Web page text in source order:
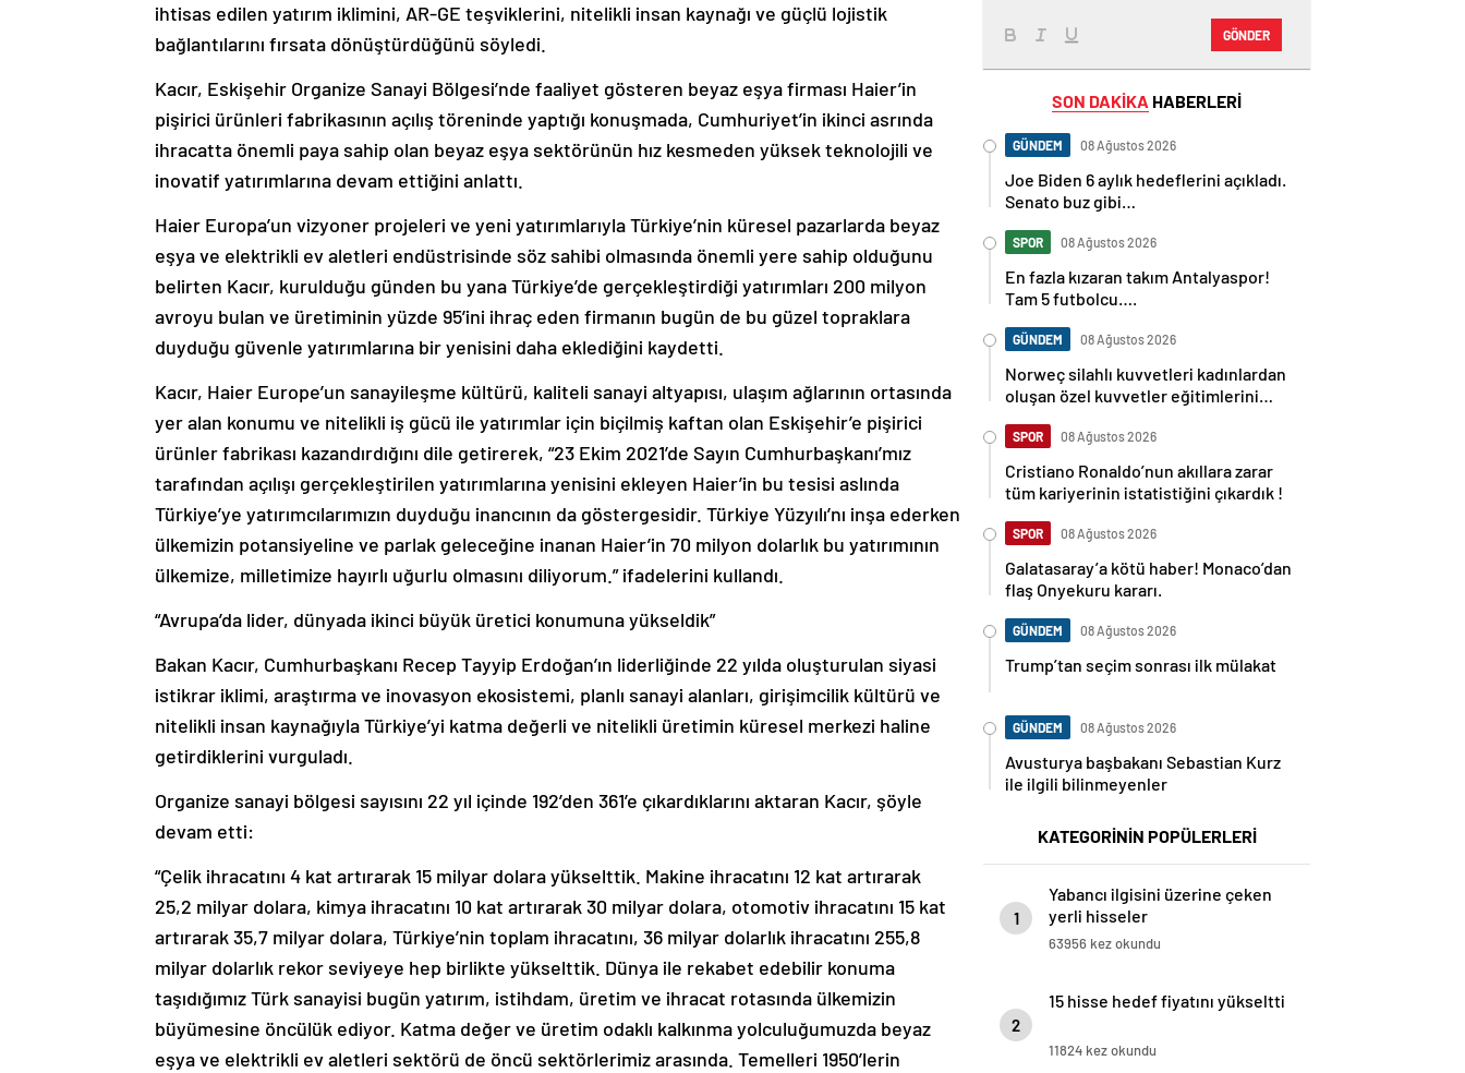
ihtisas edilen yatırım iklimini, AR-GE teşviklerini, nitelikli insan kaynağı ve güçlü lojistik
bağlantılarını fırsata dönüştürdüğünü söyledi.
Kacır, Eskişehir Organize Sanayi Bölgesi’nde faaliyet gösteren beyaz eşya firması Haier’in
pişirici ürünleri fabrikasının açılış töreninde yaptığı konuşmada, Cumhuriyet’in ikinci asrında
ihracatta önemli paya sahip olan beyaz eşya sektörünün hız kesmeden yüksek teknolojili ve
inovatif yatırımlarına devam ettiğini anlattı.
Haier Europa’un vizyoner projeleri ve yeni yatırımlarıyla Türkiye’nin küresel pazarlarda beyaz
eşya ve elektrikli ev aletleri endüstrisinde söz sahibi olmasında önemli yere sahip olduğunu
belirten Kacır, kurulduğu günden bu yana Türkiye’de gerçekleştirdiği yatırımları 200 milyon
avroyu bulan ve üretiminin yüzde 95’ini ihraç eden firmanın bugün de bu güzel topraklara
duyduğu güvenle yatırımlarına bir yenisini daha eklediğini kaydetti.
Kacır, Haier Europe’un sanayileşme kültürü, kaliteli sanayi altyapısı, ulaşım ağlarının ortasında
yer alan konumu ve nitelikli iş gücü ile yatırımlar için biçilmiş kaftan olan Eskişehir’e pişirici
ürünler fabrikası kazandırdığını dile getirerek, “23 Ekim 2021’de Sayın Cumhurbaşkanı’mız
tarafından açılışı gerçekleştirilen yatırımlarına yenisini ekleyen Haier’in bu tesisi aslında
Türkiye’ye yatırımcılarımızın duyduğu inancının da göstergesidir. Türkiye Yüzyılı’nı inşa ederken
ülkemizin potansiyeline ve parlak geleceğine inanan Haier’in 70 milyon dolarlık bu yatırımının
ülkemize, milletimize hayırlı uğurlu olmasını diliyorum.” ifadelerini kullandı.
“Avrupa’da lider, dünyada ikinci büyük üretici konumuna yükseldik”
Bakan Kacır, Cumhurbaşkanı Recep Tayyip Erdoğan’ın liderliğinde 22 yılda oluşturulan siyasi
istikrar iklimi, araştırma ve inovasyon ekosistemi, planlı sanayi alanları, girişimcilik kültürü ve
nitelikli insan kaynağıyla Türkiye’yi katma değerli ve nitelikli üretimin küresel merkezi haline
getirdiklerini vurguladı.
Organize sanayi bölgesi sayısını 22 yıl içinde 192’den 361’e çıkardıklarını aktaran Kacır, şöyle
devam etti:
“Çelik ihracatını 4 kat artırarak 15 milyar dolara yükselttik. Makine ihracatını 12 kat artırarak
25,2 milyar dolara, kimya ihracatını 10 kat artırarak 30 milyar dolara, otomotiv ihracatını 15 kat
artırarak 35,7 milyar dolara, Türkiye’nin toplam ihracatını, 36 milyar dolarlık ihracatını 255,8
milyar dolarlık rekor seviyeye hep birlikte yükselttik. Dünya ile rekabet edebilir konuma
taşıdığımız Türk sanayisi bugün yatırım, istihdam, üretim ve ihracat rotasında ülkemizin
büyümesine öncülük ediyor. Katma değer ve üretim odaklı kalkınma yolculuğumuzda beyaz
eşya ve elektrikli ev aletleri sektörü de öncü sektörlerimiz arasında. Temelleri 1950’lerin
GÖNDER
SON DAKİKA HABERLERİ
GÜNDEM 08 Ağustos 2026
Joe Biden 6 aylık hedeflerini açıkladı.
Senato buz gibi…
SPOR 08 Ağustos 2026
En fazla kızaran takım Antalyaspor!
Tam 5 futbolcu….
GÜNDEM 08 Ağustos 2026
Norweç silahlı kuvvetleri kadınlardan
oluşan özel kuvvetler eğitimlerini
SPOR 08 Ağustos 2026
Cristiano Ronaldo’nun akıllara zarar
tüm kariyerinin istatistiğini çıkardık !
SPOR 08 Ağustos 2026
Galatasaray’a kötü haber! Monaco’dan
flaş Onyekuru kararı.
GÜNDEM 08 Ağustos 2026
Trump’tan seçim sonrası ilk mülakat
GÜNDEM 08 Ağustos 2026
Avusturya başbakanı Sebastian Kurz
ile ilgili bilinmeyenler
KATEGORİNİN POPÜLERLERİ
1
Yabancı ilgisini üzerine çeken
yerli hisseler
63956 kez okundu
2
15 hisse hedef fiyatını yükseltti
11824 kez okundu